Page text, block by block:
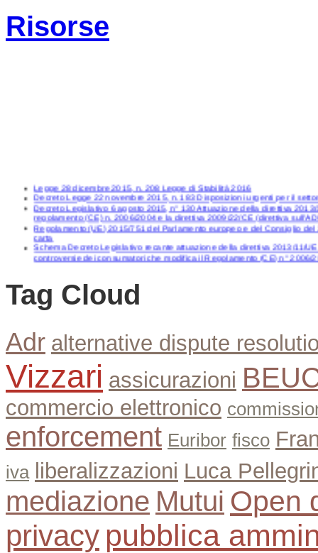
Risorse
Decreto Legislativo 6 agosto 2015, n° 130 Attuazione della direttiva
regolamento (CE) n. 2006/2004 e la direttiva 2009/22/CE (direttiva
Regolamento (UE) 2015/751 del Parlamento europeo e del Consiglio
carta
Schema Decreto Legislativo recante attuazione della direttiva 2013/11/
controversie dei consumatori che modifica il Regolamento (CE) n°
Tag Cloud
Adr alternative dispute
Vizzari assicurazioni
commercio elettronico
enforcement Euribor fisco
iva liberalizzazioni Luca
mediazione Mutui Open
privacy pubblica